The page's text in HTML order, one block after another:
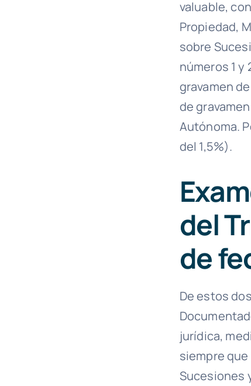
valuable,
Propiedad,
sobre
números 1 y
gravamen
de
Autónoma.
del 1,5%).
del
de
De estos
jurídica,
siempre
Sucesiones